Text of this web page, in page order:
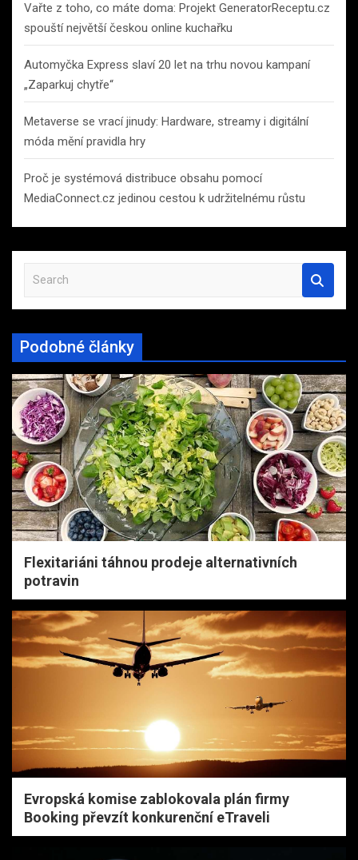
Vařte z toho, co máte doma: Projekt GeneratorReceptu.cz
spouští největší českou online kuchařku
Automyčka Express slaví 20 let na trhu novou kampaní
„Zaparkuj chytře“
Metaverse se vrací jinudy: Hardware, streamy i digitální
móda mění pravidla hry
Proč je systémová distribuce obsahu pomocí
MediaConnect.cz jedinou cestou k udržitelnému růstu
a
r
c
h
Podobné články
Flexitariáni táhnou prodeje alternativních
potravin
Evropská komise zablokovala plán firmy
Booking převzít konkurenční eTraveli